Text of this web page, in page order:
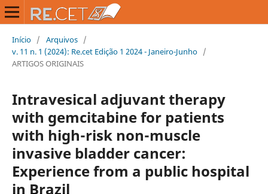
Início / Arquivos /
v. 11 n. 1 (2024): Re.cet Edição 1 2024 - Janeiro-Junho /
ARTIGOS ORIGINAIS
Intravesical adjuvant therapy
with gemcitabine for patients
with high-risk non-muscle
invasive bladder cancer:
Experience from a public hospital
in Brazil